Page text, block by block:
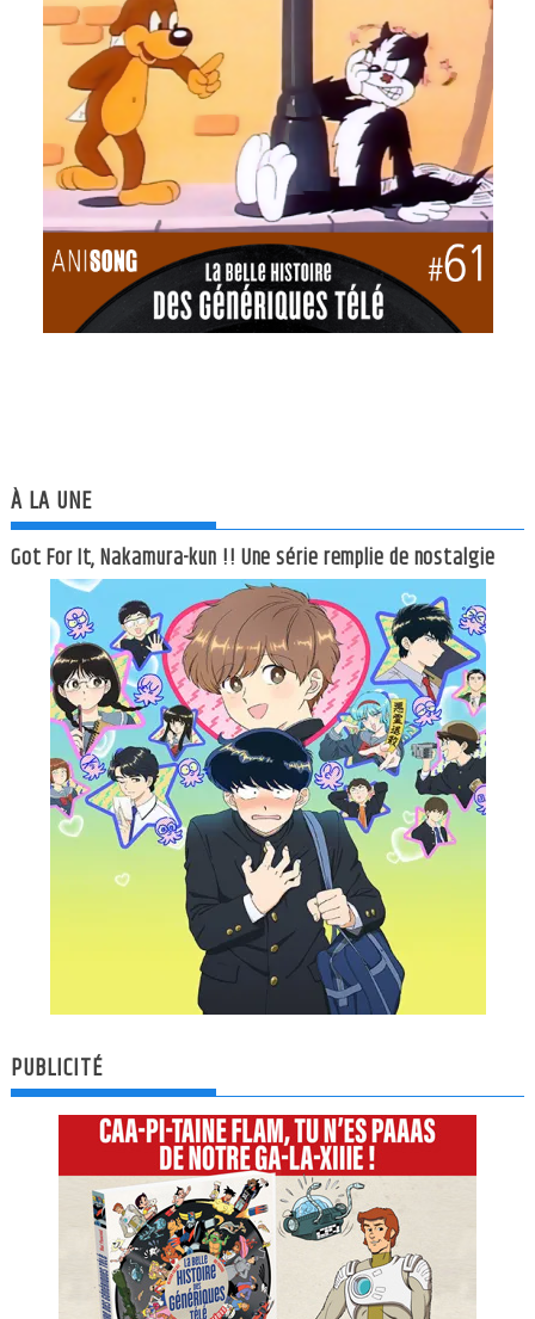
À LA UNE
Got For It, Nakamura-kun !! Une série remplie de nostalgie
PUBLICITÉ